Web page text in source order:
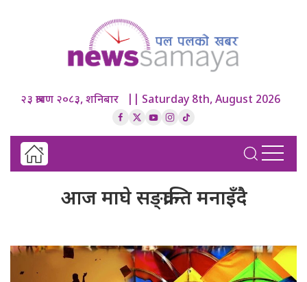
२३ श्रावण २०८३, शनिबार || Saturday 8th, August 2026
आज माघे सङ्क्रान्ति मनाइँदै